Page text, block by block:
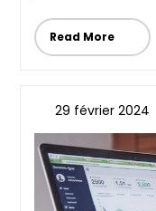
Read More
29 février 2024